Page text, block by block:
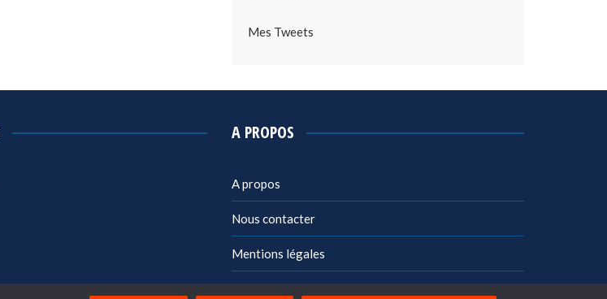
Mes Tweets
A PROPOS
A propos
Nous contacter
Mentions légales
Politique de confidentialité